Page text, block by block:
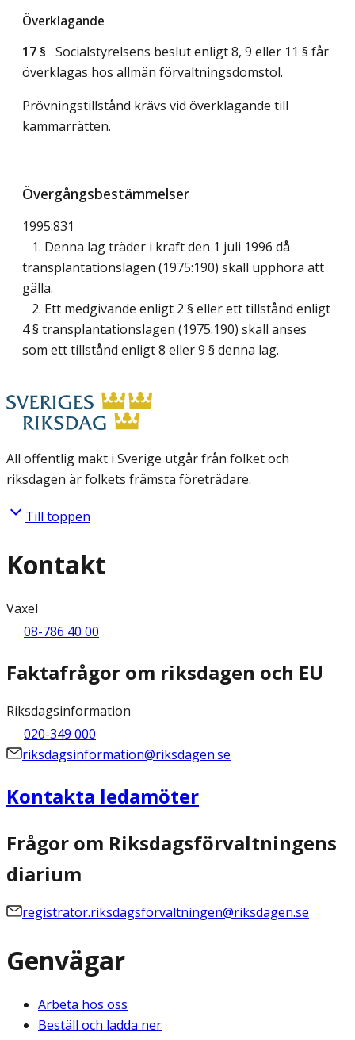
Överklagande
17 § Socialstyrelsens beslut enligt 8, 9 eller 11 § får
överklagas hos allmän förvaltningsdomstol.
Prövningstillstånd krävs vid överklagande till
kammarrätten.
Övergångsbestämmelser
1995:831
1. Denna lag träder i kraft den 1 juli 1996 då
transplantationslagen (1975:190) skall upphöra att
gälla.
2. Ett medgivande enligt 2 § eller ett tillstånd enligt
4 § transplantationslagen (1975:190) skall anses
som ett tillstånd enligt 8 eller 9 § denna lag.
All offentlig makt i Sverige utgår från folket och
riksdagen är folkets främsta företrädare.
Till toppen
Kontakt
Växel
08-786 40 00
Faktafrågor om riksdagen och EU
Riksdagsinformation
020-349 000
riksdagsinformation@riksdagen.se
Kontakta ledamöter
Frågor om Riksdagsförvaltningens
diarium
registrator.riksdagsforvaltningen@riksdagen.se
Genvägar
Arbeta hos oss
Beställ och ladda ner